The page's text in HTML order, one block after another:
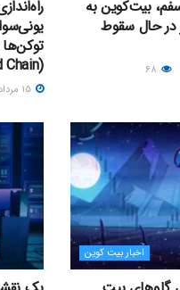
بیت‌کوین به
دلار در حال سقوط
(Robinhood Chain)
اخبار بیت کوین